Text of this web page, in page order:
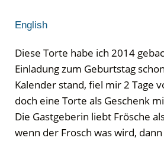
English
Diese Torte habe ich 2014
Einladung zum Geburtstag
Kalender stand, fiel mir 2 Tage
doch eine Torte als Geschenk
Die Gastgeberin liebt Frösche
wenn der Frosch was wird,